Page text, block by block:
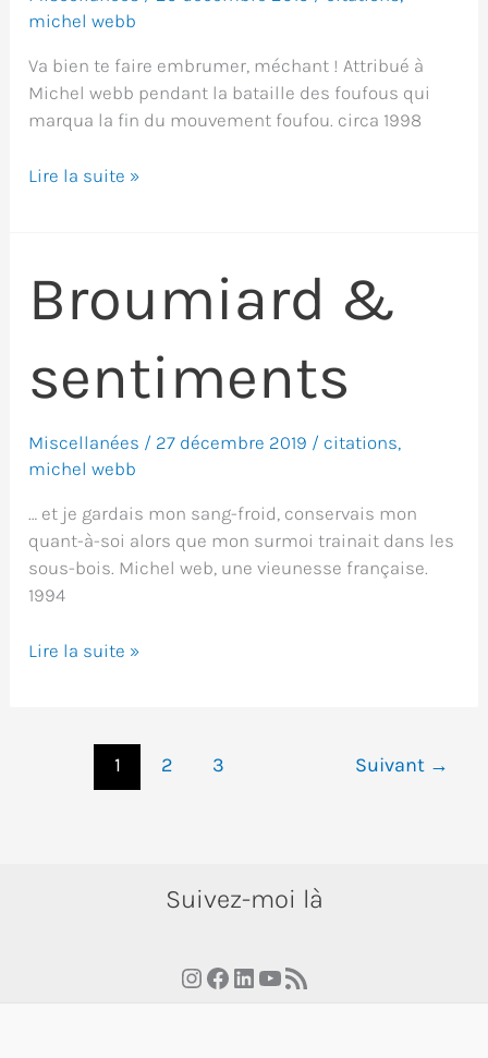
michel webb
Va bien te faire embrumer, méchant ! Attribué à
Michel webb pendant la bataille des foufous qui
marqua la fin du mouvement foufou. circa 1998
Embrumez-
Lire la suite »
Broumiard &
sentiments
Miscellanées / 27 décembre 2019 / citations,
michel webb
… et je gardais mon sang-froid, conservais mon
quant-à-soi alors que mon surmoi trainait dans les
sous-bois. Michel web, une vieunesse française.
1994
Broumiard
Lire la suite »
1 2 3 Suivant →
Suivez-moi là
Instagram
Facebook
LinkedIn
YouTube
RSS Feed